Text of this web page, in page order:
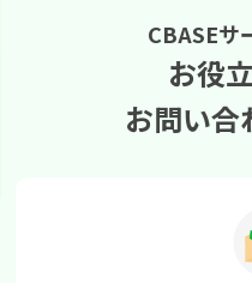
CBASEサ
お役
お問い合